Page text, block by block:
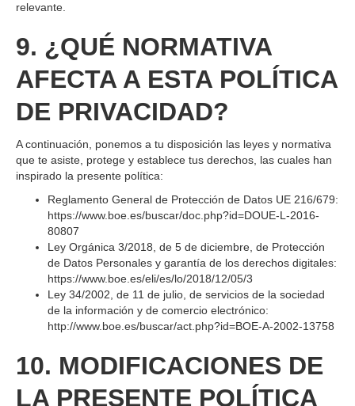
relevante.
9. ¿QUÉ NORMATIVA
AFECTA A ESTA POLÍTICA
DE PRIVACIDAD?
A continuación, ponemos a tu disposición las leyes y normativa
que te asiste, protege y establece tus derechos, las cuales han
inspirado la presente política:
Reglamento General de Protección de Datos UE 216/679:
https://www.boe.es/buscar/doc.php?id=DOUE-L-2016-
80807
Ley Orgánica 3/2018, de 5 de diciembre, de Protección
de Datos Personales y garantía de los derechos digitales:
https://www.boe.es/eli/es/lo/2018/12/05/3
Ley 34/2002, de 11 de julio, de servicios de la sociedad
de la información y de comercio electrónico:
http://www.boe.es/buscar/act.php?id=BOE-A-2002-13758
10. MODIFICACIONES DE
LA PRESENTE POLÍTICA